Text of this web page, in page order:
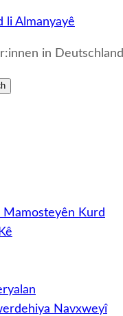
li Almanyayê
in Deutschland
Mamosteyên Kurd
Navxweyî